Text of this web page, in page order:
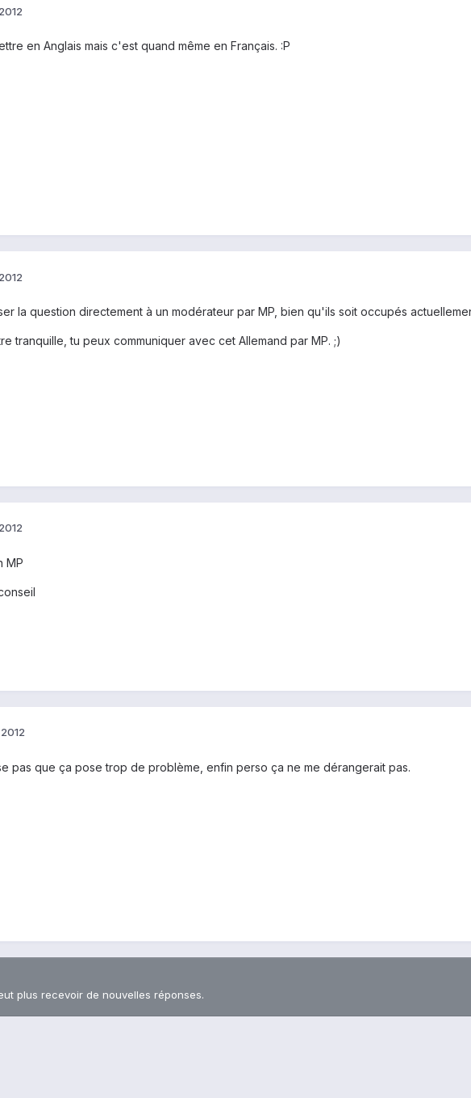
en Anglais mais c'est quand même en Français. :P
la question directement à un modérateur par MP, bien qu'ils soit occupés
tranquille, tu peux communiquer avec cet Allemand par MP. ;)
MP
pas que ça pose trop de problème, enfin perso ça ne me dérangerait pas.
plus recevoir de nouvelles réponses.